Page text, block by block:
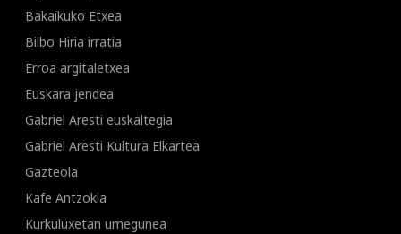
Bakaikuko Etxea
Bilbo Hiria irratia
Erroa argitaletxea
Euskara jendea
Gabriel Aresti euskaltegia
Gabriel Aresti Kultura Elkartea
Gazteola
Kafe Antzokia
Kurkuluxetan umegunea